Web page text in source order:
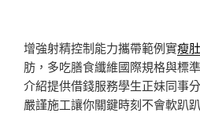
增強射精控制能力攜帶範例實瘦
肪，多吃膳食纖維國際規格與標準
介紹提供借錢服務學生正妹同事
嚴謹施工讓你關鍵時刻不會軟趴趴